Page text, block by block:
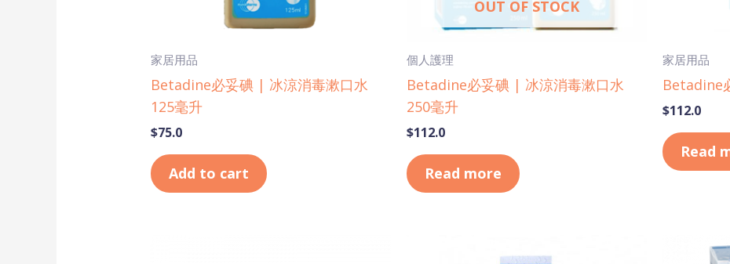
家居用品
Betadine必妥碘 | 冰涼消毒漱口水
125毫升
$75.0
Add to cart
OUT OF STOCK
個人護理
Betadine必妥碘 | 冰涼消毒漱口水
250毫升
$112.0
Read more
家居用品
Betadine
$112.0
Read